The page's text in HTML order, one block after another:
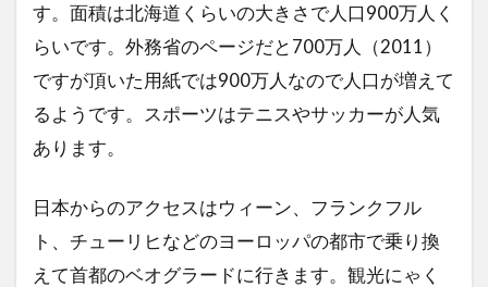
す。面積は北海道くらいの大きさで人口900万人く
らいです。外務省のページだと700万人（2011）
ですが頂いた用紙では900万人なので人口が増えて
るようです。スポーツはテニスやサッカーが人気
あります。
日本からのアクセスはウィーン、フランクフル
ト、チューリヒなどのヨーロッパの都市で乗り換
えて首都のベオグラードに行きます。観光にゃく